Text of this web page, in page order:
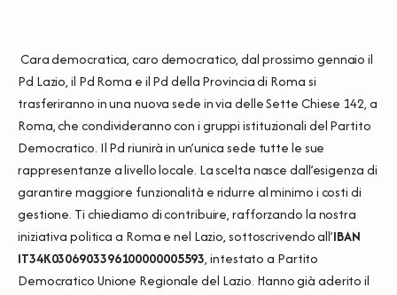
Cara democratica, caro democratico, dal prossimo gennaio il
Pd Lazio, il Pd Roma e il Pd della Provincia di Roma si
trasferiranno in una nuova sede in via delle Sette Chiese 142, a
Roma, che condivideranno con i gruppi istituzionali del Partito
Democratico. Il Pd riunirà in un’unica sede tutte le sue
rappresentanze a livello locale. La scelta nasce dall’esigenza di
garantire maggiore funzionalità e ridurre al minimo i costi di
gestione. Ti chiediamo di contribuire, rafforzando la nostra
iniziativa politica a Roma e nel Lazio, sottoscrivendo all’IBAN
IT34K0306903396100000005593, intestato a Partito
Democratico Unione Regionale del Lazio. Hanno già aderito il